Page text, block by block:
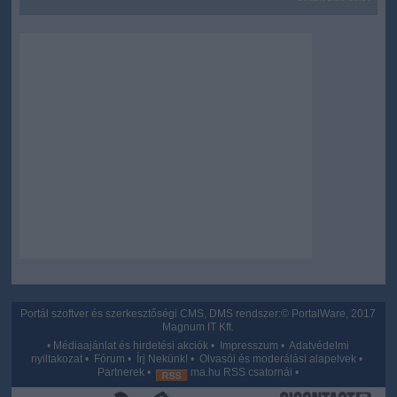
Portál szoftver és szerkesztőségi CMS, DMS rendszer:© PortalWare, 2017
Magnum IT Kft.
• Médiaajánlat és hirdetési akciók • Impresszum •Adatvédelmi
nyiltakozat • Fórum • Írj Nekünk! •Olvasói és moderálási alapelvek •
Partnerek • ma.hu RSS csatornái •